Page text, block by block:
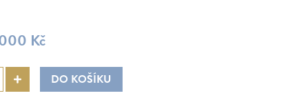
Kč
DO KOŠÍKU